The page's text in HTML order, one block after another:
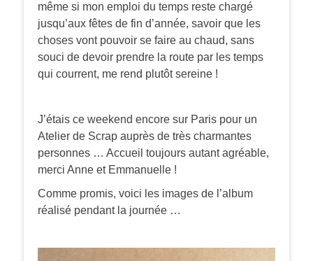
même si mon emploi du temps reste chargé
jusqu’aux fêtes de fin d’année, savoir que les
choses vont pouvoir se faire au chaud, sans
souci de devoir prendre la route par les temps
qui courrent, me rend plutôt sereine !
J’étais ce weekend encore sur Paris pour un
Atelier de Scrap auprès de très charmantes
personnes … Accueil toujours autant agréable,
merci Anne et Emmanuelle !
Comme promis, voici les images de l’album
réalisé pendant la journée …